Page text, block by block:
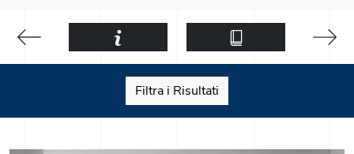
Filtra i Risultati